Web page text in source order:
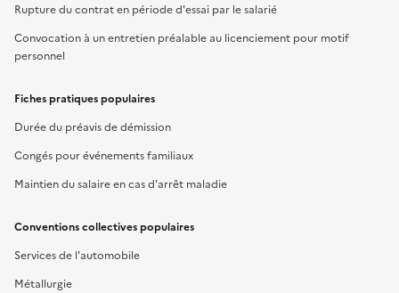
Rupture du contrat en période d'essai par le salarié
Convocation à un entretien préalable au licenciement pour motif
personnel
Fiches pratiques populaires
Durée du préavis de démission
Congés pour événements familiaux
Maintien du salaire en cas d'arrêt maladie
Conventions collectives populaires
Services de l'automobile
Métallurgie